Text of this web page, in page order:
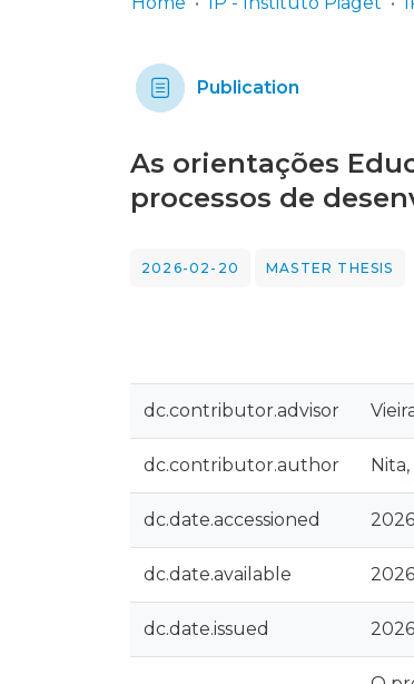
Publication
As orientações
processos de
2026-02-20 MASTER THESIS
dc.contributor.advisor
dc.contributor.author
dc.date.accessioned
dc.date.available
dc.date.issued